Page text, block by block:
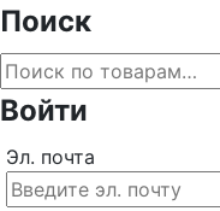
Поиск
Войти
Эл. почта